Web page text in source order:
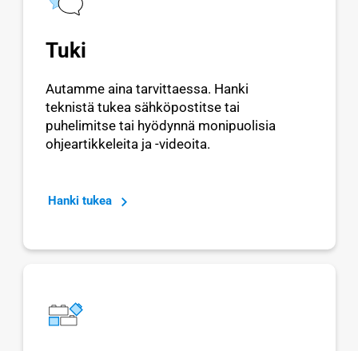
Tuki
Autamme aina tarvittaessa. Hanki
teknistä tukea sähköpostitse tai
puhelimitse tai hyödynnä monipuolisia
ohjeartikkeleita ja -videoita.
Hanki tukea